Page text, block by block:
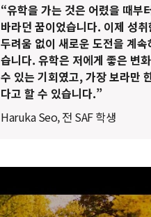
“유학을 가는 것은 어렸을 때부
바라던 꿈이었습니다. 이제 성
두려움 없이 새로운 도전을 계속
습니다. 유학은 저에게 좋은 변
수 있는 기회였고, 가장 보라만
다고 할 수 있습니다.”
Haruka Seo, 전 SAF 학생